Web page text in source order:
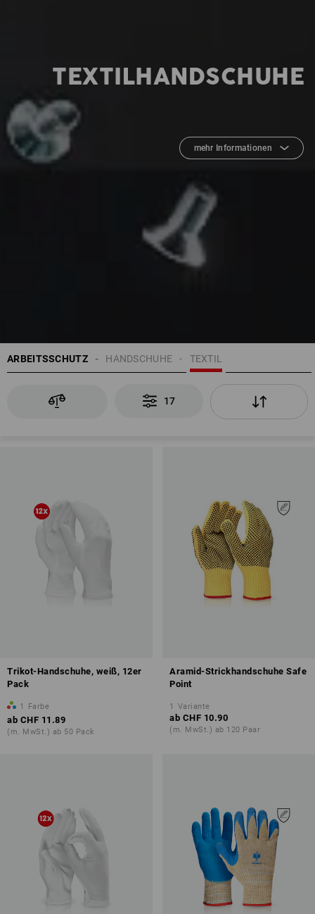
TEXTILHANDSCHUHE
mehr Informationen
ARBEITSSCHUTZ TEXTIL
HANDSCHUHE
17
Trikot-Handschuhe, weiß, 12er
Pack
1 Farbe
ab CHF 11.89
(m. MwSt.) ab 50 Pack
Aramid-Strickhandschuhe Safe
Point
1 Variante
ab CHF 10.90
(m. MwSt.) ab 120 Paar